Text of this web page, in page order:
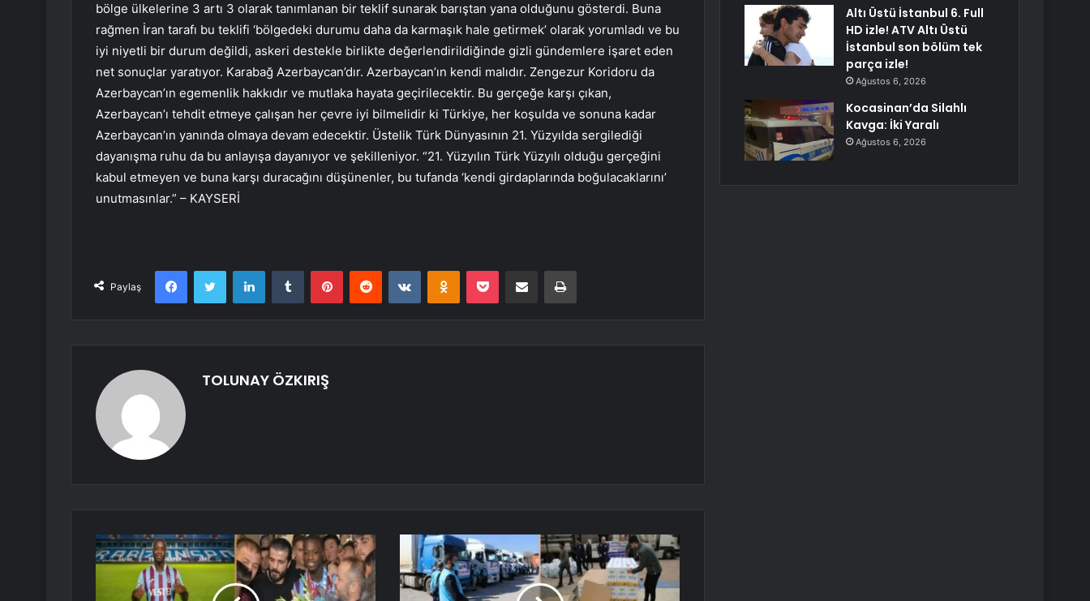
bölge ülkelerine 3 artı 3 olarak tanımlanan bir teklif sunarak barıştan yana olduğunu gösterdi. Buna
rağmen İran tarafı bu teklifi ‘bölgedeki durumu daha da karmaşık hale getirmek’ olarak yorumladı ve bu
iyi niyetli bir durum değildi, askeri destekle birlikte değerlendirildiğinde gizli gündemlere işaret eden
net sonuçlar yaratıyor. Karabağ Azerbaycan’dır. Azerbaycan’ın kendi malıdır. Zengezur Koridoru da
Azerbaycan’ın egemenlik hakkıdır ve mutlaka hayata geçirilecektir. Bu gerçeğe karşı çıkan,
Azerbaycan’ı tehdit etmeye çalışan her çevre iyi bilmelidir ki Türkiye, her koşulda ve sonuna kadar
Azerbaycan’ın yanında olmaya devam edecektir. Üstelik Türk Dünyasının 21. Yüzyılda sergilediği
dayanışma ruhu da bu anlayışa dayanıyor ve şekilleniyor. “21. Yüzyılın Türk Yüzyılı olduğu gerçeğini
kabul etmeyen ve buna karşı duracağını düşünenler, bu tufanda ‘kendi girdaplarında boğulacaklarını’
unutmasınlar.” – KAYSERİ
Paylaş
FacebookTwitter LinkedInTumblr PinterestReddit VKontakteOdnoklassniki
Pocket E-Posta ile paylaş Yazdır
TOLUNAY ÖZKIRIŞ
Altı Üstü İstanbul 6. Full
HD izle! ATV Altı Üstü
İstanbul son bölüm tek
parça izle!
Ağustos 6, 2026
Kocasinan’da Silahlı
Kavga: İki Yaralı
Ağustos 6, 2026